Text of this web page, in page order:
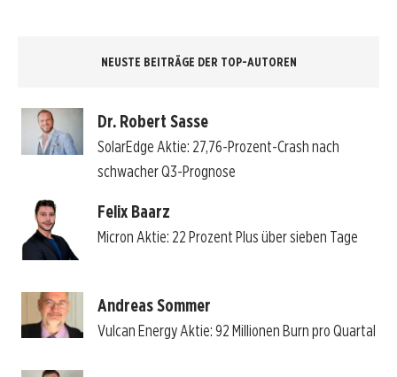
NEUSTE BEITRÄGE DER TOP-AUTOREN
Dr. Robert Sasse
SolarEdge Aktie: 27,76-Prozent-Crash nach
schwacher Q3-Prognose
Felix Baarz
Micron Aktie: 22 Prozent Plus über sieben Tage
Andreas Sommer
Vulcan Energy Aktie: 92 Millionen Burn pro Quartal